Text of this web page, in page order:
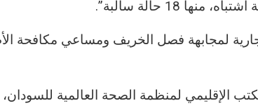
لمجابهة فصل الخريف ومساعي مكافحة
الإقليمي لمنظمة الصحة العالمية